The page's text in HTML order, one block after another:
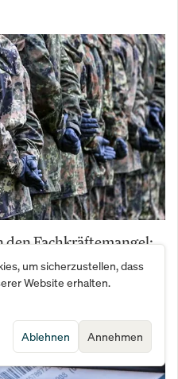
den Fachkräftemangel:
Beben
um sicherzustellen, dass
Website erhalten.
Annehmen
Ablehnen